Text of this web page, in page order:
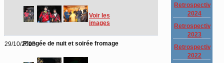
Voir les
images
29/10/2025Plongée de nuit et soirée fromage
Retrospective
2024
Retrospective
2023
Retrospective
2022